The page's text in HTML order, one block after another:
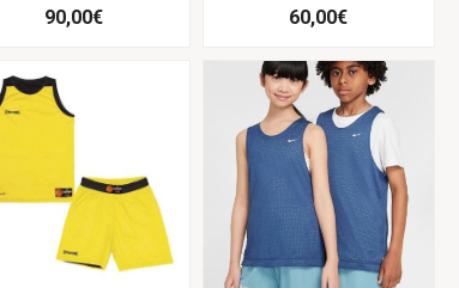
90,00€ 60,00€